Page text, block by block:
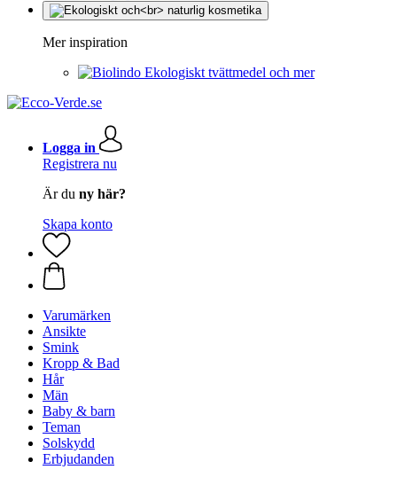
Mer inspiration
Ekologiskt tvättmedel och mer
Logga in
Registrera nu
Är du ny här?
Skapa konto
Varumärken
Ansikte
Smink
Kropp & Bad
Hår
Män
Baby & barn
Teman
Solskydd
Erbjudanden